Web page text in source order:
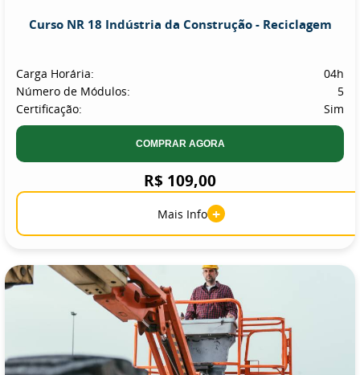
Curso NR 18 Indústria da Construção - Reciclagem
Carga Horária:
04h
Número de Módulos:
5
Certificação:
Sim
COMPRAR AGORA
R$ 109,00
Mais Info +